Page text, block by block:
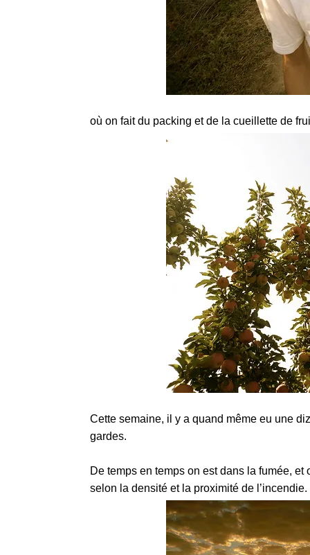
où on fait du packing et de la cueillette de
Cette semaine, il y a quand même eu une
gardes.
De temps en temps on est dans la fumée,
selon la densité et la proximité de l’incendie.